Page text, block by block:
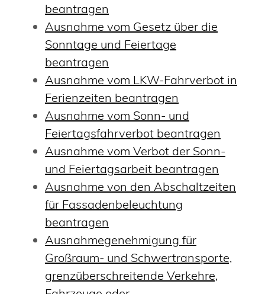
beantragen
Ausnahme vom Gesetz über die
Sonntage und Feiertage
beantragen
Ausnahme vom LKW-Fahrverbot in
Ferienzeiten beantragen
Ausnahme vom Sonn- und
Feiertagsfahrverbot beantragen
Ausnahme vom Verbot der Sonn-
und Feiertagsarbeit beantragen
Ausnahme von den Abschaltzeiten
für Fassadenbeleuchtung
beantragen
Ausnahmegenehmigung für
Großraum- und Schwertransporte,
grenzüberschreitende Verkehre,